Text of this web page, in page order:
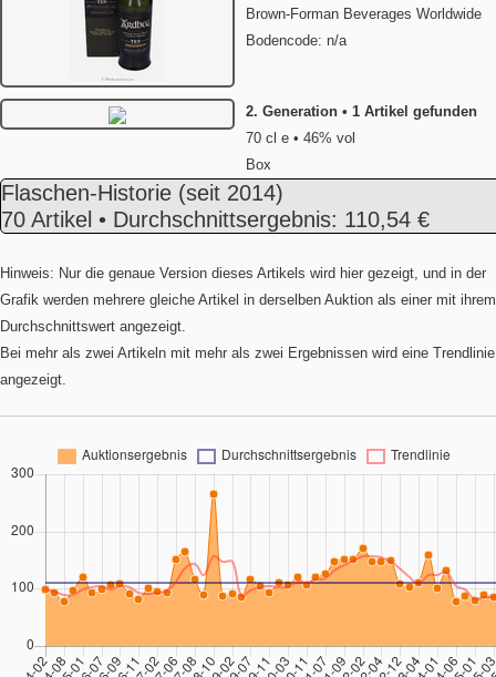
Brown-Forman Beverages Worldwide
Bodencode: n/a
2. Generation • 1 Artikel gefunden
70 cl e • 46% vol
Box
Flaschen-Historie (seit 2014)
70 Artikel • Durchschnittsergebnis: 110,54 €
Hinweis: Nur die genaue Version dieses Artikels wird hier gezeigt, und in der
Grafik werden mehrere gleiche Artikel in derselben Auktion als einer mit ihrem
Durchschnittswert angezeigt.
Bei mehr als zwei Artikeln mit mehr als zwei Ergebnissen wird eine Trendlinie
angezeigt.